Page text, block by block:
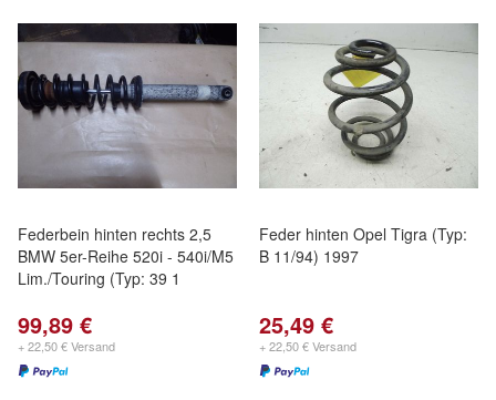
Federbein hinten rechts 2,5
BMW 5er-Reihe 520i - 540i/M5
Lim./Touring (Typ: 39 1
99,89 €
+ 22,50 € Versand
Feder hinten Opel Tigra (Typ:
B 11/94) 1997
25,49 €
+ 22,50 € Versand